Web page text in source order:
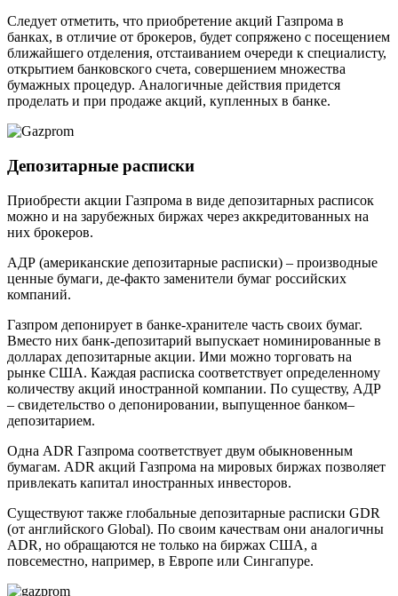
Следует отметить, что приобретение акций Газпрома в
банках, в отличие от брокеров, будет сопряжено с посещением
ближайшего отделения, отстаиванием очереди к специалисту,
открытием банковского счета, совершением множества
бумажных процедур. Аналогичные действия придется
проделать и при продаже акций, купленных в банке.
Депозитарные расписки
Приобрести акции Газпрома в виде депозитарных расписок
можно и на зарубежных биржах через аккредитованных на
них брокеров.
АДР (американские депозитарные расписки) – производные
ценные бумаги, де-факто заменители бумаг российских
компаний.
Газпром депонирует в банке-хранителе часть своих бумаг.
Вместо них банк-депозитарий выпускает номинированные в
долларах депозитарные акции. Ими можно торговать на
рынке США. Каждая расписка соответствует определенному
количеству акций иностранной компании. По существу, АДР
– свидетельство о депонировании, выпущенное банком–
депозитарием.
Одна ADR Газпрома соответствует двум обыкновенным
бумагам. ADR акций Газпрома на мировых биржах позволяет
привлекать капитал иностранных инвесторов.
Существуют также глобальные депозитарные расписки GDR
(от английского Global). По своим качествам они аналогичны
ADR, но обращаются не только на биржах США, а
повсеместно, например, в Европе или Сингапуре.